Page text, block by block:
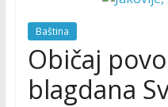
Baština
Običaj
blagdana